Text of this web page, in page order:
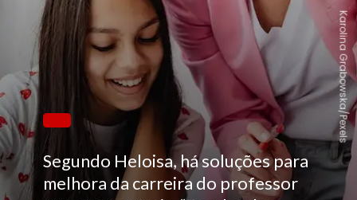
Segundo Heloisa, há soluções para
melhora da carreira do professor
Karolina Grabowska/Pexels